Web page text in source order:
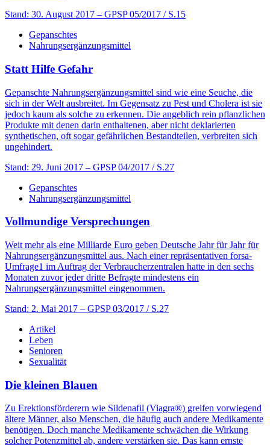
Stand: 30. August 2017 – GPSP 05/2017 / S.15
Gepanschtes
Nahrungsergänzungsmittel
Statt Hilfe Gefahr
Gepanschte Nahrungsergänzungsmittel sind wie eine Seuche, die
sich in der Welt ausbreitet. Im Gegensatz zu Pest und Cholera ist sie
jedoch kaum als solche zu erkennen. Die angeblich rein pflanzlichen
Produkte mit denen darin enthaltenen, aber nicht deklarierten
synthetischen, oft sogar gefährlichen Bestandteilen, verbreiten sich
ungehindert.
Stand: 29. Juni 2017 – GPSP 04/2017 / S.27
Gepanschtes
Nahrungsergänzungsmittel
Vollmundige Versprechungen
Weit mehr als eine Milliarde Euro geben Deutsche Jahr für Jahr für
Nahrungsergänzungsmittel aus. Nach einer repräsentativen forsa-
Umfrage1 im Auftrag der Verbraucherzentralen hatte in den sechs
Monaten zuvor jeder dritte Befragte mindestens ein
Nahrungsergänzungsmittel eingenommen.
Stand: 2. Mai 2017 – GPSP 03/2017 / S.27
Artikel
Leben
Senioren
Sexualität
Die kleinen Blauen
Zu Erektionsförderern wie Sildenafil (Viagra®) greifen vorwiegend
ältere Männer, also Menschen, die häufig auch andere Medikamente
benötigen. Doch manche Medikamente schwächen die Wirkung
solcher Potenzmittel ab, andere verstärken sie. Das kann ernste